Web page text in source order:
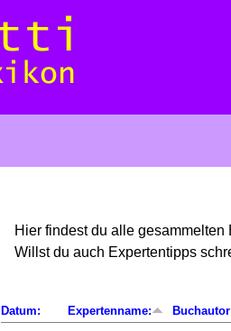
Hier findest du alle
Willst du auch Expertentipps
Datum: Expertenname: